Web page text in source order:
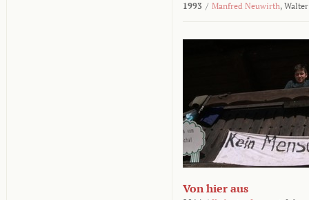
1993 / Manfred Neuwirth,
Von hier aus